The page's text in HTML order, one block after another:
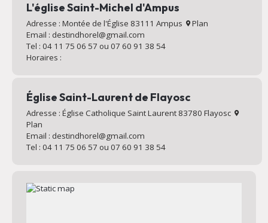
L'église Saint-Michel d'Ampus
Adresse : Montée de l'Église 83111 Ampus
Plan
Email : destindhorel@gmail.com
Tel : 04 11 75 06 57 ou 07 60 91 38 54
Horaires :
Église Saint-Laurent de Flayosc
Adresse : Église Catholique Saint Laurent 83780 Flayosc
Plan
Email : destindhorel@gmail.com
Tel : 04 11 75 06 57 ou 07 60 91 38 54